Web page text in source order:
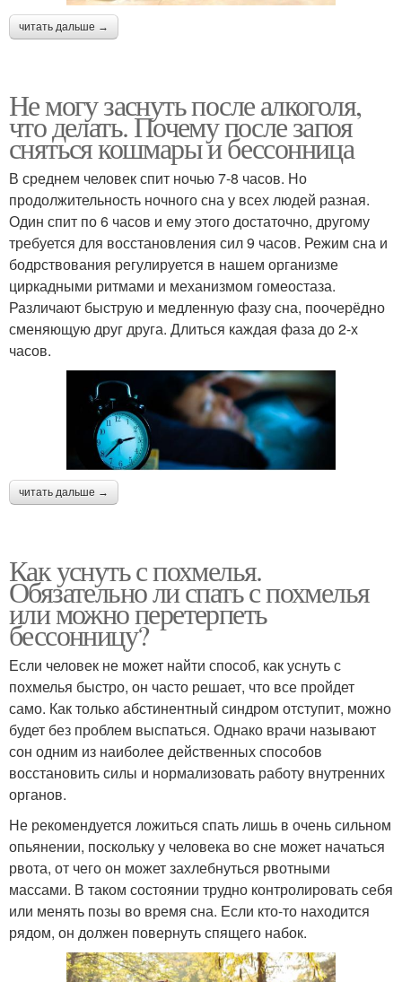
читать дальше →
Не могу заснуть после алкоголя,
что делать. Почему после запоя
сняться кошмары и бессонница
В среднем человек спит ночью 7-8 часов. Но
продолжительность ночного сна у всех людей разная.
Один спит по 6 часов и ему этого достаточно, другому
требуется для восстановления сил 9 часов. Режим сна и
бодрствования регулируется в нашем организме
циркадными ритмами и механизмом гомеостаза.
Различают быструю и медленную фазу сна, поочерёдно
сменяющую друг друга. Длиться каждая фаза до 2-х
часов.
читать дальше →
Как уснуть с похмелья.
Обязательно ли спать с похмелья
или можно перетерпеть
бессонницу?
Если человек не может найти способ, как уснуть с
похмелья быстро, он часто решает, что все пройдет
само. Как только абстинентный синдром отступит, можно
будет без проблем выспаться. Однако врачи называют
сон одним из наиболее действенных способов
восстановить силы и нормализовать работу внутренних
органов.
Не рекомендуется ложиться спать лишь в очень сильном
опьянении, поскольку у человека во сне может начаться
рвота, от чего он может захлебнуться рвотными
массами. В таком состоянии трудно контролировать себя
или менять позы во время сна. Если кто-то находится
рядом, он должен повернуть спящего набок.